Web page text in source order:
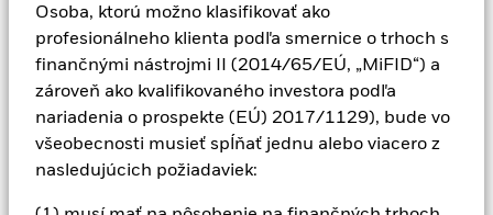
Osoba, ktorú možno klasifikovať ako
profesionálneho klienta podľa smernice o trhoch s
finančnými nástrojmi II (2014/65/EÚ, „MiFID“) a
zároveň ako kvalifikovaného investora podľa
nariadenia o prospekte (EÚ) 2017/1129), bude vo
všeobecnosti musieť spĺňať jednu alebo viacero z
nasledujúcich požiadaviek:
môže byť ovplyvnená dennými pohybmi akciového trhu.
Medzi ostatné ovplyvňujúce faktory patria politické a
ekonomické správy, príjmy spoločnosti a významné udalosti v
podnikoch. Aktívne riadenie menovej expozície cez deriváty
môže fond urobiť citlivejším na zmeny menových kurzov. Ak
sa menová expozícia, na ktorej sa fond hedguje, zvýši,
investori nemusia využiť toto zvýšenie. Fond sa snaží vylúčiť
spoločnosti zaoberajúce sa určitými činnosťami, ktoré sú v
do Fondu mali učiniť osobné etické zhodnotenie princípov